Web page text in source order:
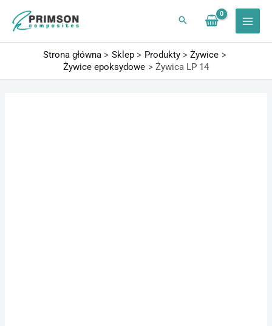
treści
Strona główna
Sklep Produkty
Żywice
Żywice epoksydowe
Żywica LP 14